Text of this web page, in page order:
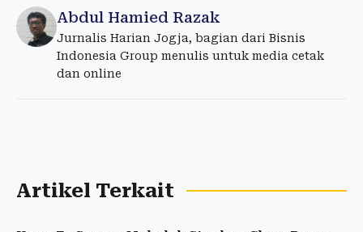
Abdul Hamied Razak
Jurnalis Harian Jogja, bagian dari Bisnis
Indonesia Group menulis untuk media cetak
dan online
Artikel Terkait